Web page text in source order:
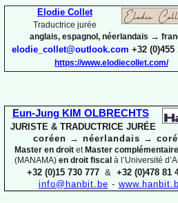
Elodie Collet
Traductrice jurée
anglais, espagnol, néerlandais →
elodie_collet@outlook.com +32 (0)455
https://www.elodiecollet.com/
Eun-Jung KIM OLBRECHTS
JURISTE & TRADUCTRICE JURÉE
coréen → néerlandais →
Master en droit etMaster complémentaire
(MANAMA) en droit fiscal à l’Université
+32 (0)15 730 777& +32 (0)478 81
info@hanbit.be -